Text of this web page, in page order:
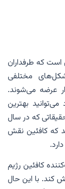
که طرفداران
مختلفی
عرضه می‌شوند.
بهترین
که در سال
که کافئین نقش
کافئین رژیم
کند. با این حال